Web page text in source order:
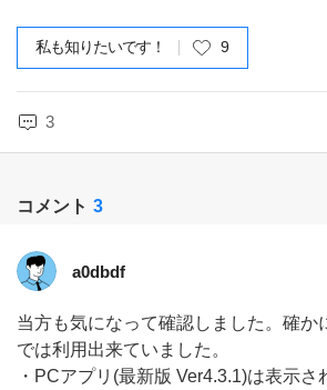
私も知りたいです！ 9
3
コメント 3
a0dbdf
当方も気になって確認しました。確か
では利用出来ていました。
・PCアプリ(最新版 Ver4.3.1)は表示さ